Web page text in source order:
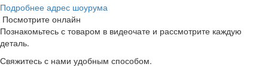
Подробнее адрес шоурума
Посмотрите онлайн
Познакомьтесь с товаром в видеочате и рассмотрите каждую
деталь.
Свяжитесь с нами удобным способом.